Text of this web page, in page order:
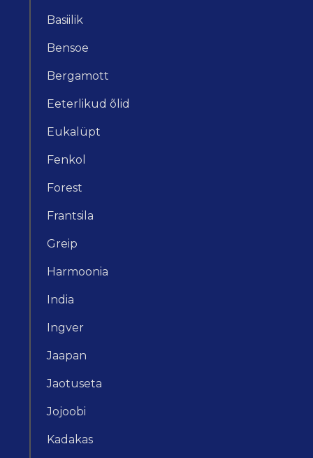
Basiilik
Bensoe
Bergamott
Eeterlikud õlid
Eukalüpt
Fenkol
Forest
Frantsila
Greip
Harmoonia
India
Ingver
Jaapan
Jaotuseta
Jojoobi
Kadakas